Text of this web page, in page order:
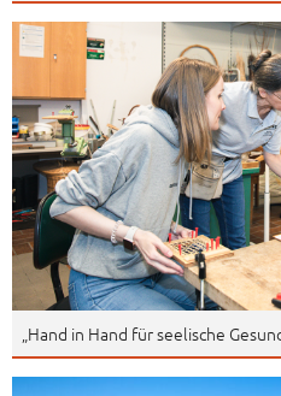
„Hand in Hand für seelische